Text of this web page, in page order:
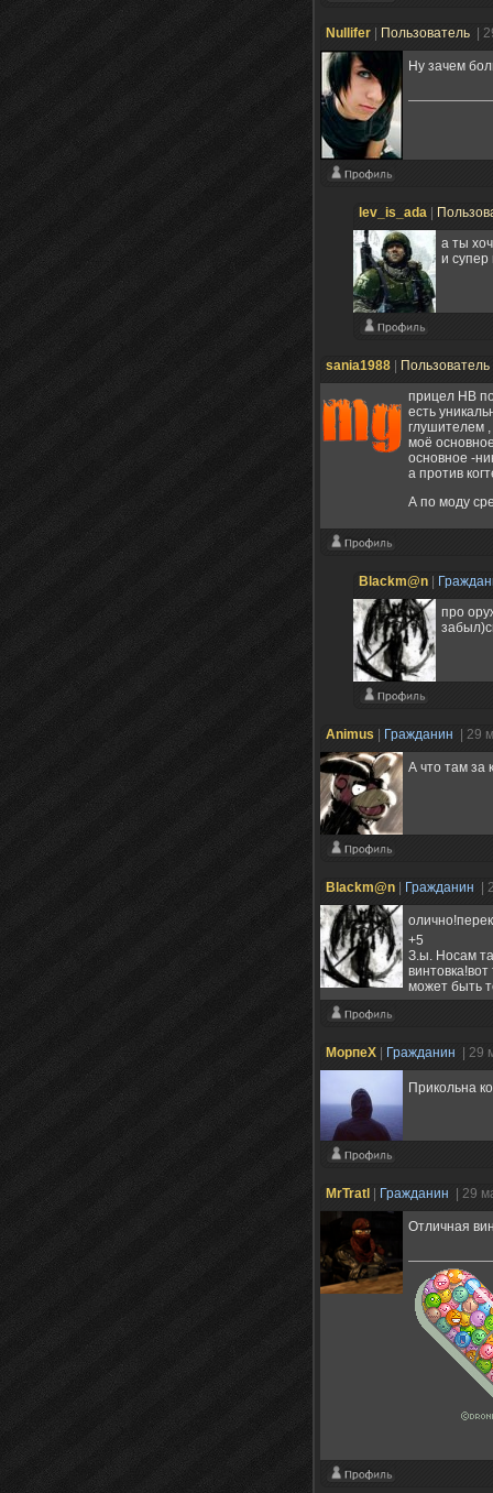
Nullifer Пользователь |
Ну зачем
lev_is_ada
а ты
и
sania1988
Пользователь
прицел НВ
есть
глушителем
моё
основное -
а против
А по моду
Blackm@n
про
Animus Гражданин | 29
А что там за
Blackm@n Гражданин |
+5
З.ы. Носам
может быть
MopпeX Гражданин | 29
Прикольна
MrTratl Гражданин | 29
Отличная